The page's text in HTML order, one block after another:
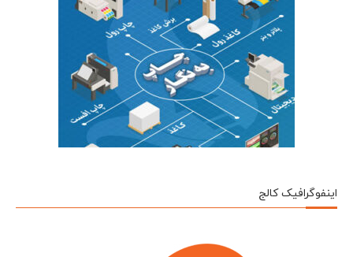
اینفوگرافیک کالج